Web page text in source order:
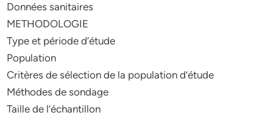
Données sanitaires
METHODOLOGIE
Type et période d’étude
Population
Critères de sélection de la population d’étude
Méthodes de sondage
Taille de l’échantillon